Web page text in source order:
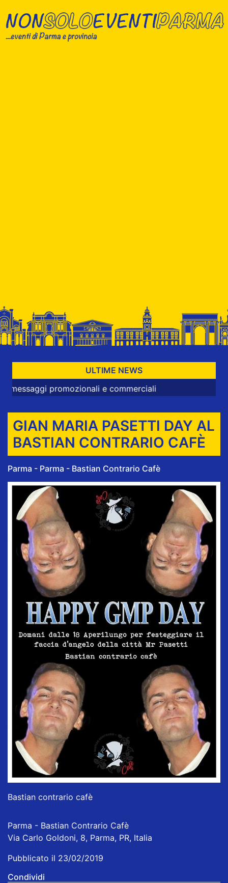
ULTIME NEWS
promozionali e commerciali
GIAN MARIA PASETTI DAY AL
BASTIAN CONTRARIO CAFÈ
Parma - Parma - Bastian Contrario Cafè
Bastian contrario cafè
Parma - Bastian Contrario Cafè
Via Carlo Goldoni, 8, Parma, PR, Italia
Pubblicato il 23/02/2019
Condividi